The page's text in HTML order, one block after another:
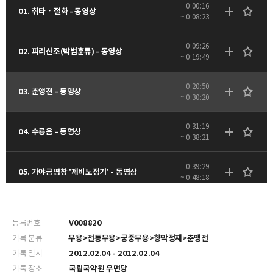
01. 취타ㆍ절화 - 동영상
0:00:16
~ 0:08:23
02. 피리산조(박범훈류) - 동영상
0:09:26
~ 0:19:49
03. 춘앵전 - 동영상
0:20:50
~ 0:30:20
04. 수룡음 - 동영상
0:31:19
~ 0:38:21
05. 가야금병창 '제비노정기' - 동영상
0:39:29
~ 0:48:18
1:00:56
등록번호
V008820
기록 분류
무용>전통무용>궁중무용>향악정재>춘앵전
기록 일시
2012.02.04 - 2012.02.04
기록 장소
국립국악원 우면당